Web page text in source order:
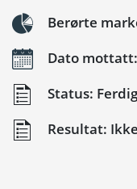
Berørte
Dato
Status:
Resultat: